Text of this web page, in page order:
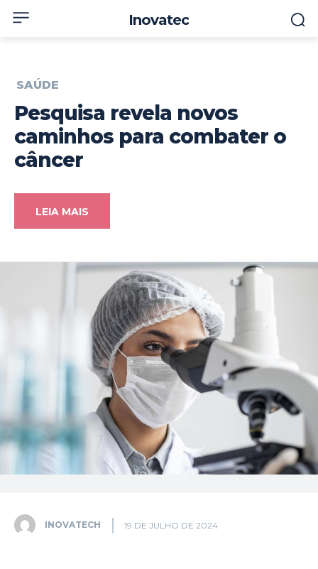
Inovatec
SAÚDE
Pesquisa revela novos
caminhos para combater o
câncer
LEIA MAIS
INOVATECH 19 DE JULHO DE 2024